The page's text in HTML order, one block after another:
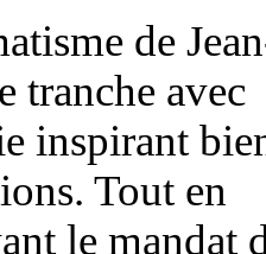
de
tranche avec
inspirant
Tout en
le mandat